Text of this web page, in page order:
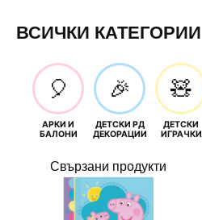
ВСИЧКИ КАТЕГОРИИ
🎈
АРКИ И
БАЛОНИ
🎉
ДЕТСКИ РД
ДЕКОРАЦИИ
🧸
ДЕТСКИ
ИГРАЧКИ
Свързани продукти